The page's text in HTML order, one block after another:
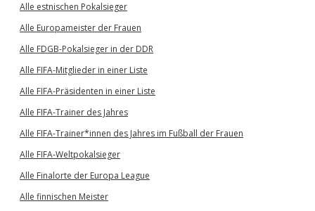
Alle estnischen Pokalsieger
Alle Europameister der Frauen
Alle FDGB-Pokalsieger in der DDR
Alle FIFA-Mitglieder in einer Liste
Alle FIFA-Präsidenten in einer Liste
Alle FIFA-Trainer des Jahres
Alle FIFA-Trainer*innen des Jahres im Fußball der Frauen
Alle FIFA-Weltpokalsieger
Alle Finalorte der Europa League
Alle finnischen Meister